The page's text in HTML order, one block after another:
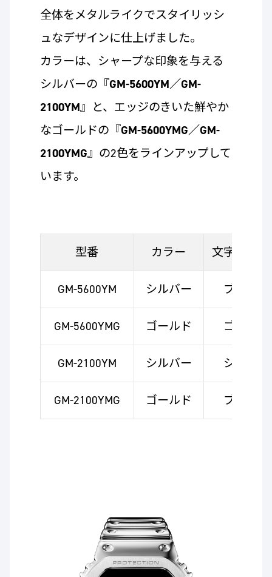
全体をメタルライクでスタイリッシ
ュなデザインに仕上げました。
カラーは、シャープな印象を与える
シルバーの『GM-5600YM／GM-
2100YM』と、エッジのきいた鮮やか
なゴールドの『GM-5600YMG／GM-
2100YMG』の2色をラインアップして
います。
型番 カラー 文字板カ
GM-5600YM シルバー ブラック
GM-5600YMG ゴールド ゴールド
GM-2100YM シルバー シルバー
GM-2100YMG ゴールド ブラック